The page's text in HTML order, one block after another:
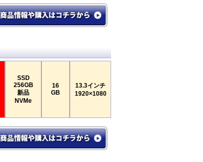
SSD
256GB
新品
NVMe
16
GB
13.3インチ
1920×1080